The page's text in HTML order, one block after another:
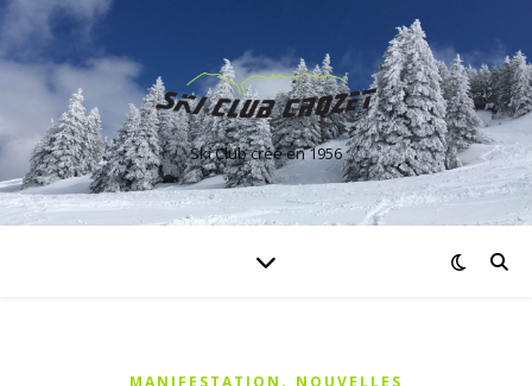
Ski Club créé en 1956
MANIFESTATION , NOUVELLES